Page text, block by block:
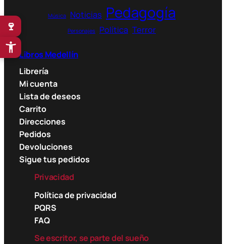
Música Noticias Pedagogía
Personajes Política Terror
Libros Medellín
Librería
Mi cuenta
Lista de deseos
Carrito
Direcciones
Pedidos
Devoluciones
Sigue tus pedidos
Privacidad
Política de privacidad
PQRS
FAQ
Se escritor, se parte del sueño
🍷